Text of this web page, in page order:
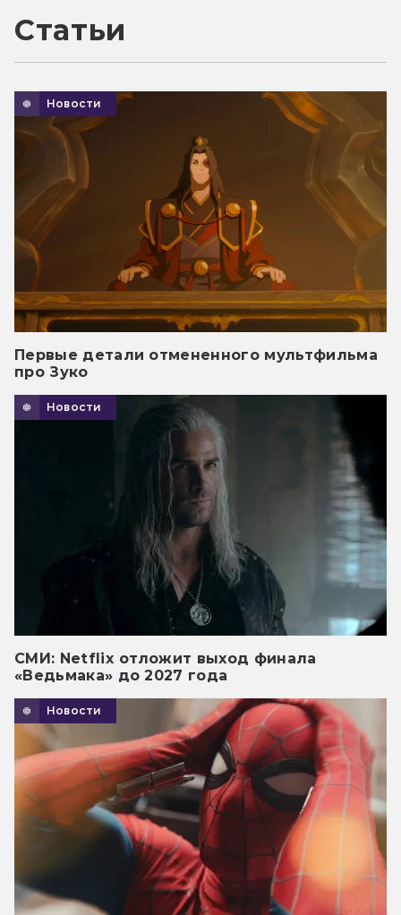
Статьи
Новости
Первые детали отмененного мультфильма
про Зуко
Новости
СМИ: Netflix отложит выход финала
«Ведьмака» до 2027 года
Новости